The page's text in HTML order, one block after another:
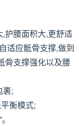
护腰面积大,更舒适
适应骶骨支撑,做到
骨支撑强化以及腰
裹;
衡模式;